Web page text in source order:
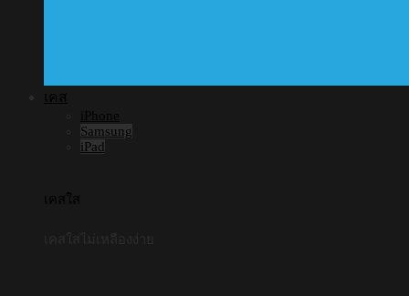
เคส
iPhone
Samsung
iPad
เคสใส